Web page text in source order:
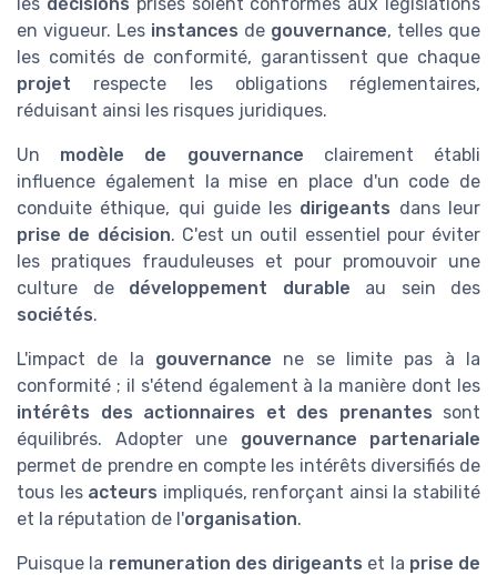
en vigueur. Les instances de gouvernance, telles que
les comités de conformité, garantissent que chaque
projet respecte les obligations réglementaires,
réduisant ainsi les risques juridiques.
Un modèle de gouvernance clairement établi
influence également la mise en place d'un code de
conduite éthique, qui guide les dirigeants dans leur
prise de décision. C'est un outil essentiel pour éviter
les pratiques frauduleuses et pour promouvoir une
culture de développement durable au sein des
sociétés.
L'impact de la gouvernance ne se limite pas à la
conformité ; il s'étend également à la manière dont les
intérêts des actionnaires et des prenantes sont
équilibrés. Adopter une gouvernance partenariale
permet de prendre en compte les intérêts diversifiés de
tous les acteurs impliqués, renforçant ainsi la stabilité
et la réputation de l'organisation.
Puisque la remuneration des dirigeants et la prise de